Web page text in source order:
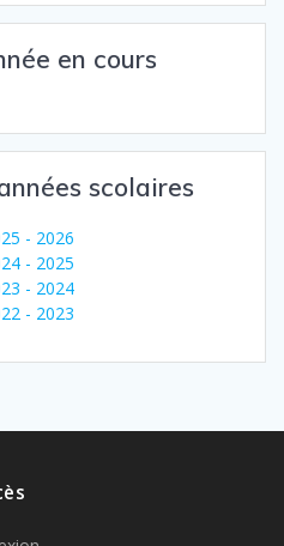
en cours
scolaires
- 2026
- 2025
- 2024
- 2023